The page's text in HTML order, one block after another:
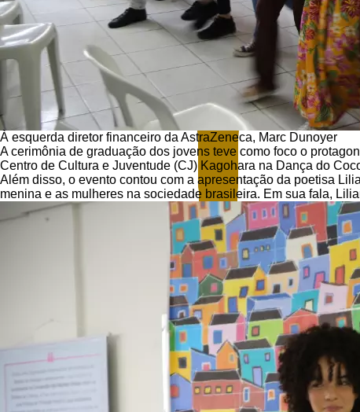
À esquerda diretor financeiro da AstraZeneca, Marc Dunoyer
A cerimônia de graduação dos jovens teve como foco o
Centro de Cultura e Juventude (CJ) Kagohara na Dança do
Além disso, o evento contou com a apresentação da poetisa
menina e as mulheres na sociedade brasileira. Em sua fala,